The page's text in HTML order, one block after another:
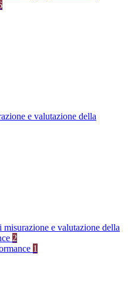
e valutazione della
misurazione e valutazione della
2
1